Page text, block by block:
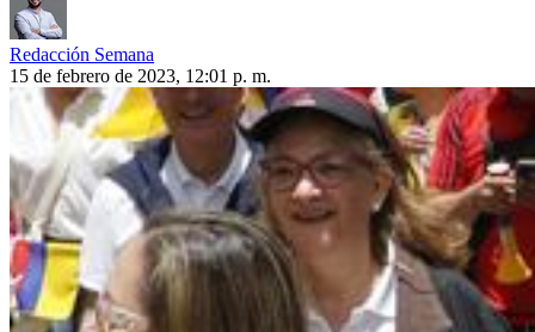
Redacción Semana
15 de febrero de 2023, 12:01 p. m.